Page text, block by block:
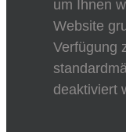
um Ihnen
Website
Verfügung
deaktiviert